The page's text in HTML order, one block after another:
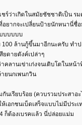
ชร์ว่าเกิดในสมัยชัชชาติเป็น ร
อยากจะเปลี่ยนป้ายนักหนานี่ชื่อ
บบบบบ
100 ล้านกู้ขึ้นมาอีกนะครับ ทำ
ยดายตังค์เปล่าๆ
คลานเข่าเก่งจนเติบโตในหน้
ยนกเพนกวิน
นเรียบร้อย (ควบรวมประสาอ
เอกชนเบ็ดเสร็จแบบไม่มีประ
ก็ต้องเบรคแล้ว นี่ปล่อยแม่ม